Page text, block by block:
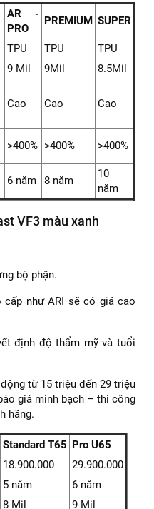
nổi tiếng từ Mỹ
film PPF ARI cơ bản:
AR -
PRO
SUPER
TPU TPU
TPU
Cao Cao
10
VF3 màu xanh
bộ phận.
như ARI sẽ có giá cao